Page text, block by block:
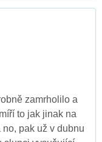
zamrholilo a
to jak jinak na
pak už v dubnu